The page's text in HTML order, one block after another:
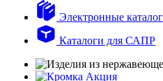
Электронные
Каталоги для САПР